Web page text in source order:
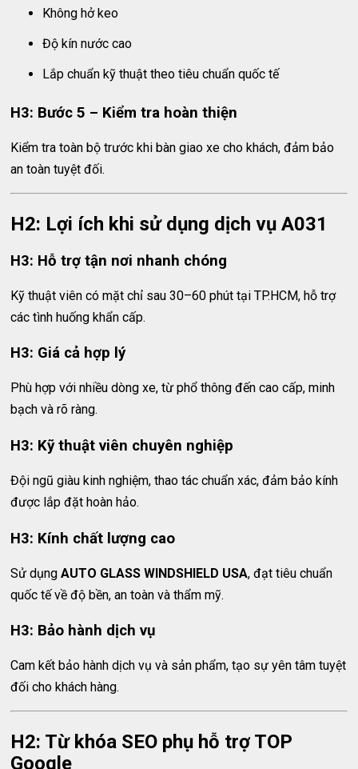
Không hở keo
Độ kín nước cao
Lắp chuẩn kỹ thuật theo tiêu chuẩn quốc tế
H3: Bước 5 – Kiểm tra hoàn thiện
Kiểm tra toàn bộ trước khi bàn giao xe cho khách, đảm bảo
an toàn tuyệt đối.
H2: Lợi ích khi sử dụng dịch vụ A031
H3: Hỗ trợ tận nơi nhanh chóng
Kỹ thuật viên có mặt chỉ sau 30–60 phút tại TP.HCM, hỗ trợ
các tình huống khẩn cấp.
H3: Giá cả hợp lý
Phù hợp với nhiều dòng xe, từ phổ thông đến cao cấp, minh
bạch và rõ ràng.
H3: Kỹ thuật viên chuyên nghiệp
Đội ngũ giàu kinh nghiệm, thao tác chuẩn xác, đảm bảo kính
được lắp đặt hoàn hảo.
H3: Kính chất lượng cao
Sử dụngAUTO GLASS WINDSHIELD USA, đạt tiêu chuẩn
quốc tế về độ bền, an toàn và thẩm mỹ.
H3: Bảo hành dịch vụ
Cam kết bảo hành dịch vụ và sản phẩm, tạo sự yên tâm tuyệt
đối cho khách hàng.
H2: Từ khóa SEO phụ hỗ trợ TOP
Google